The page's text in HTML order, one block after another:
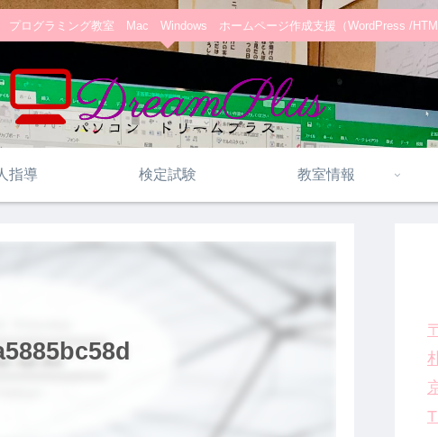
グラミング教室 Mac Windows ホームページ作成支援（WordPress /
指導 検定試験 教室情報